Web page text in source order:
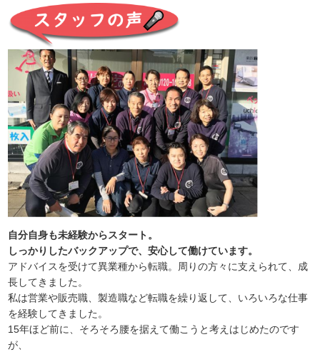
自分自身も未経験からスタート。
しっかりしたバックアップで、安心して働けています。
アドバイスを受けて異業種から転職。周りの方々に支えられて、成
長してきました。
私は営業や販売職、製造職など転職を繰り返して、いろいろな仕事
を経験してきました。
15年ほど前に、そろそろ腰を据えて働こうと考えはじめたのです
が、